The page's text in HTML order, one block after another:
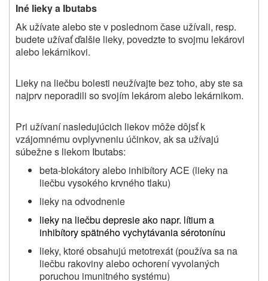
Iné lieky a Ibutabs
Ak užívate alebo ste v poslednom čase užívali, resp.
budete užívať ďalšie lieky, povedzte to svojmu lekárovi
alebo lekárnikovi.
Lieky na liečbu bolesti neužívajte bez toho, aby ste sa
najprv neporadili so svojím lekárom alebo lekárnikom.
Pri užívaní nasledujúcich liekov môže dôjsť k
vzájomnému ovplyvneniu účinkov, ak sa užívajú
súbežne s liekom Ibutabs:
beta-blokátory alebo inhibítory ACE (lieky na
liečbu vysokého krvného tlaku)
lieky na odvodnenie
lieky na liečbu depresie ako napr. lítium a
inhibítory spätného vychytávania sérotonínu
lieky, ktoré obsahujú metotrexát (používa sa na
liečbu rakoviny alebo ochorení vyvolaných
poruchou imunitného systému)